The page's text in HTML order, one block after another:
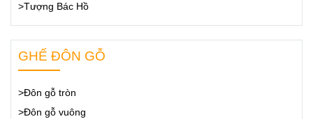
>Tượng Bác Hồ
GHẾ ĐÔN GỖ
>Đôn gỗ tròn
>Đôn gỗ vuông